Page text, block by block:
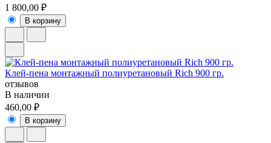
1 800,00 ₽
В корзину
Клей-пена монтажный полиуретановый Rich 900 гр.
отзывов
В наличии
460,00 ₽
В корзину